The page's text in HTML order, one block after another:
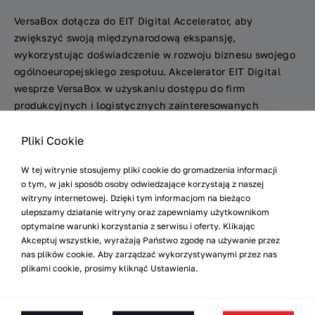
VersaBox dołącza do EIT Digital Accelerator, aby
zwiększyć swoją międzynarodową ekspansję,
wykorzystując doświadczenie w rozwoju biznesu swojego
ogólnoeuropejskiego zespołuu. Akcelerator EIT Digital
wesprze VersaBox w uzyskaniu dostępu do firm
produkcyjnych i logistycznych zainteresowanych
automatyzacji w swoich procesach intralogistycznych,
zainteresowanym pomocą we wdrożeniu innowacyjnej
platformy intralogistycznej VersaBox.
„Współpraca z EIT Digital wprowadzi VersaBox do
klientów przemysłowych w Europie” – wyjaśnia Jakub
Michalski, współzałożyciel VersaBox odpowiedzialny za
firm technologicznych w na rynkach międzynarodowych.
Pliki Cookie
W tej witrynie stosujemy pliki cookie do gromadzenia informacji
o tym, w jaki sposób osoby odwiedzające korzystają z naszej
witryny internetowej. Dzięki tym informacjom na bieżąco
ulepszamy działanie witryny oraz zapewniamy użytkownikom
optymalne warunki korzystania z serwisu i oferty. Klikając
Akceptuj wszystkie, wyrażają Państwo zgodę na używanie przez
nas plików cookie. Aby zarządzać wykorzystywanymi przez nas
plikami cookie, prosimy kliknąć Ustawienia.